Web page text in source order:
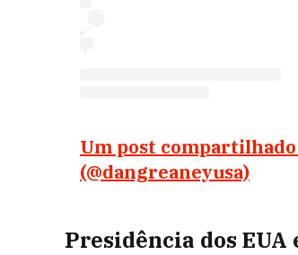
Um post
(@dangreaneyusa)
Presidência dos EUA